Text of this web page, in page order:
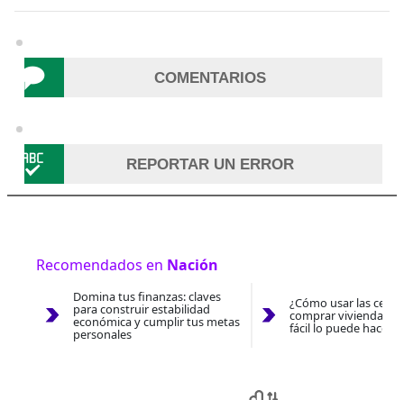
COMENTARIOS
REPORTAR UN ERROR
Recomendados en Nación
Domina tus finanzas: claves
para construir estabilidad
económica y cumplir tus metas
personales
¿Cómo usar las
comprar vivienda
fácil lo puede hacer